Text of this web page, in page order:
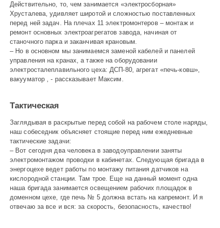
Действительно, то, чем занимается «электросборная»
Хрусталева, удивляет широтой и сложностью поставленных
перед ней задач. На плечах 11 электромонтеров – монтаж и
ремонт основных электроагрегатов завода, начиная от
станочного парка и заканчивая крановым.
– Но в основном мы занимаемся заменой кабелей и панелей
управления на кранах, а также на оборудовании
электросталеплавильного цеха: ДСП-80, агрегат «печь-ковш»,
вакууматор , - рассказывает Максим.
Тактическая
Заглядывая в раскрытые перед собой на рабочем столе наряды,
наш собеседник объясняет стоящие перед ним ежедневные
тактические задачи:
– Вот сегодня два человека в заводоуправлении заняты
электромонтажом проводки в кабинетах. Следующая бригада в
энергоцехе ведет работы по монтажу питания датчиков на
кислородной станции. Там трое. Еще на данный момент одна
наша бригада занимается освещением рабочих площадок в
доменном цехе, где печь № 5 должна встать на капремонт. И я
отвечаю за все и вся: за скорость, безопасность, качество!